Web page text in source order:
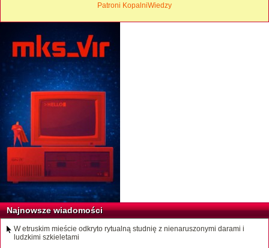
Patroni KopalniWiedzy
Najnowsze wiadomości
W etruskim mieście odkryto rytualną studnię z nienaruszonymi darami i
ludzkimi szkieletami